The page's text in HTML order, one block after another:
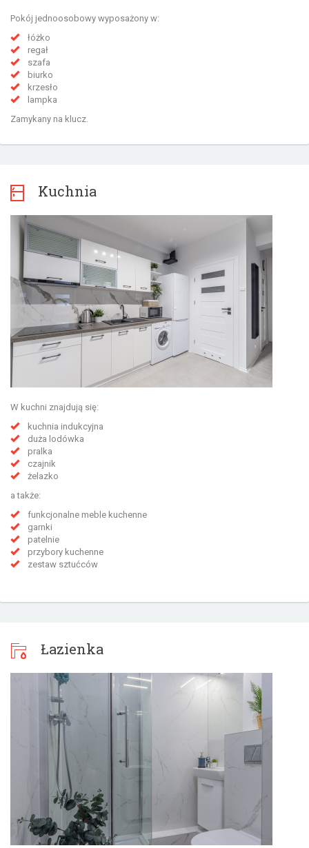
Pokój jednoosobowy wyposażony w:
łóżko
regał
szafa
biurko
krzesło
lampka
Zamykany na klucz.
Kuchnia
W kuchni znajdują się:
kuchnia indukcyjna
duża lodówka
pralka
czajnik
żelazko
a także:
funkcjonalne meble kuchenne
garnki
patelnie
przybory kuchenne
zestaw sztućców
Łazienka